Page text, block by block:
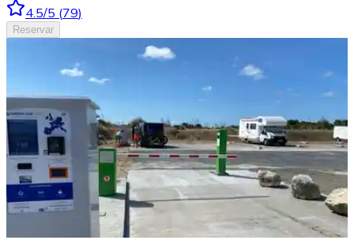
4.5/5 (79)
Reservar